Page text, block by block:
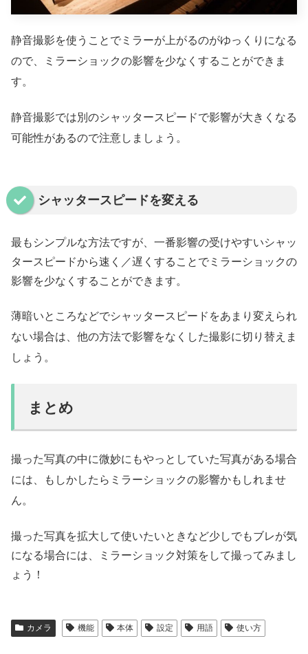
静音撮影を使うことでミラーが上がるのがゆっくりになる
ので、ミラーショックの影響を少なくすることができま
す。
静音撮影では別のシャッタースピードで影響が大きくなる
可能性があるので注意しましょう。
シャッタースピードを変える
最もシンプルな方法ですが、一番影響の受けやすいシャッ
タースピードから速く／遅くすることでミラーショックの
影響を少なくすることができます。
薄暗いところなどでシャッタースピードをあまり変えられ
ない場合は、他の方法で影響をなくした撮影に切り替えま
しょう。
まとめ
撮った写真の中に微妙にもやっとしていた写真がある場合
には、もしかしたらミラーショックの影響かもしれませ
ん。
撮った写真を拡大して使いたいときなど少しでもブレが気
になる場合には、ミラーショック対策をして撮ってみまし
ょう！
カメラ 機能 本体 設定 用語 使い方